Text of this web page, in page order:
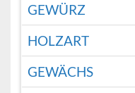
GEWÜRZ
HOLZART
GEWÄCHS